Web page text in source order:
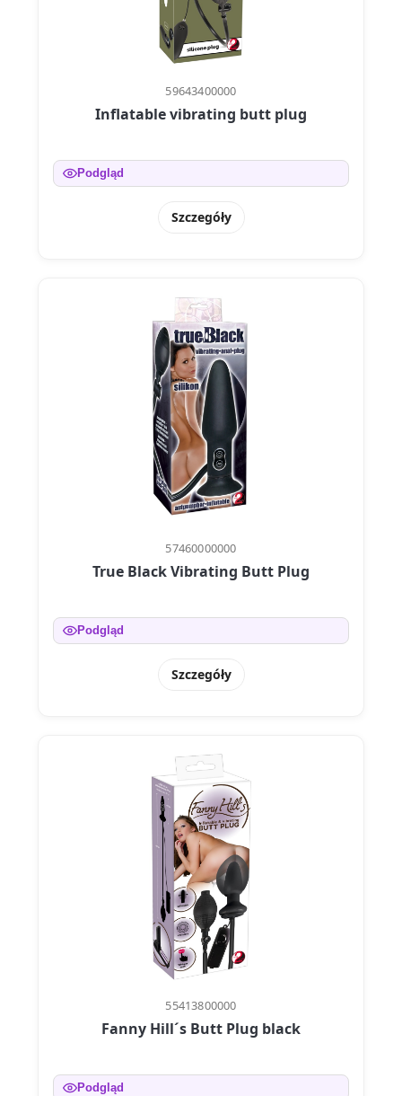
59643400000
Inflatable vibrating butt plug
Podgląd
Szczegóły
57460000000
True Black Vibrating Butt Plug
Podgląd
Szczegóły
55413800000
Fanny Hill´s Butt Plug black
Podgląd